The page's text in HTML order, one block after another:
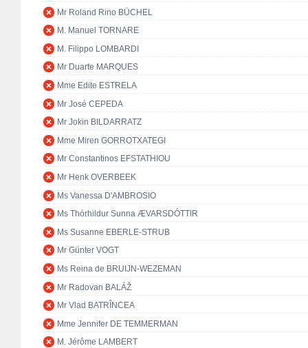
Mr Roland Rino BÜCHEL
M. Manuel TORNARE
M. Filippo LOMBARDI
Mr Duarte MARQUES
Mme Edite ESTRELA
Mr José CEPEDA
Mr Jokin BILDARRATZ
Mme Miren GORROTXATEGI
Mr Constantinos EFSTATHIOU
Mr Henk OVERBEEK
Ms Vanessa D'AMBROSIO
Ms Thórhildur Sunna ÆVARSDÓTTIR
Ms Susanne EBERLE-STRUB
Mr Günter VOGT
Ms Reina de BRUIJN-WEZEMAN
Mr Radovan BALÁŽ
Mr Vlad BATRÎNCEA
Mme Jennifer DE TEMMERMAN
M. Jérôme LAMBERT